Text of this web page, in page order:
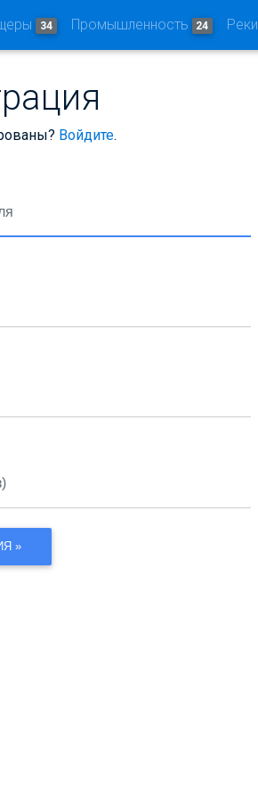
34 Промышленность 24
Войдите.
»